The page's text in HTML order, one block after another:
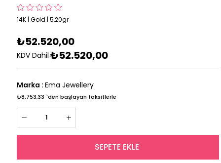
14K | Gold | 5,20gr
₺52.520,00
KDV Dahil ₺52.520,00
Marka : Ema Jewellery
₺8.753,33 `den başlayan taksitlerle